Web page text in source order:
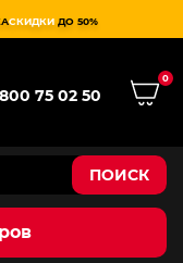
СКИДКИ ДО 50%
75 02 50
0
ПОИСК